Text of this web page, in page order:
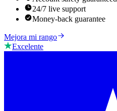
24/7 live support
Money-back guarantee
Mejora mi rango
Excelente